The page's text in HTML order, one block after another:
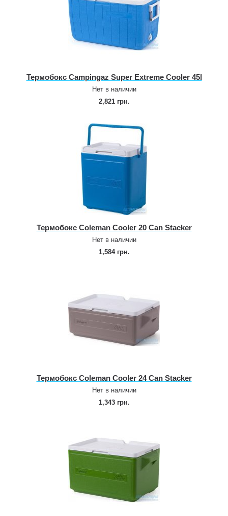
Термобокс Campingaz Super Extreme Cooler 45l
Нет в наличии
2,821 грн.
Термобокс Coleman Cooler 20 Can Stacker
Нет в наличии
1,584 грн.
Термобокс Coleman Cooler 24 Can Stacker
Нет в наличии
1,343 грн.